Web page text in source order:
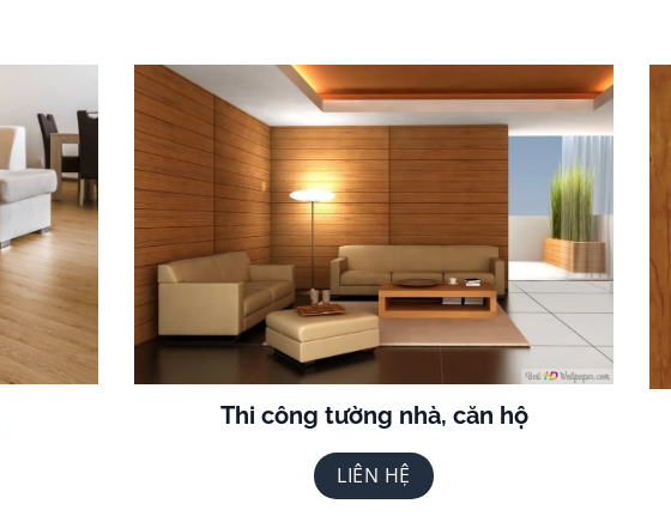
Thi công tường nhà, căn hộ
LIÊN HỆ